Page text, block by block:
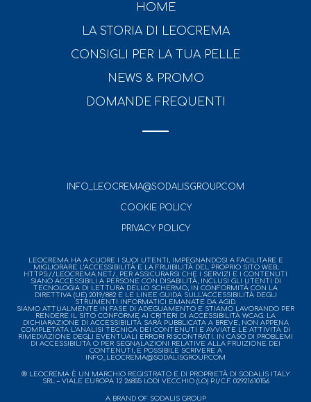
HOME
LA STORIA DI LEOCREMA
CONSIGLI PER LA TUA PELLE
NEWS & PROMO
DOMANDE FREQUENTI
INFO_LEOCREMA@SODALISGROUP.COM
COOKIE POLICY
PRIVACY POLICY
LEOCREMA HA A CUORE I SUOI UTENTI, IMPEGNANDOSI A FACILITARE E
MIGLIORARE L’ACCESSIBILITÀ E LA FRUIBILITÀ DEL PROPRIO SITO WEB,
HTTPS://LEOCREMA.NET/, PER ASSICURARSI CHE I SERVIZI E I CONTENUTI
SIANO ACCESSIBILI A PERSONE CON DISABILITÀ, INCLUSI GLI UTENTI DI
TECNOLOGIA DI LETTURA DELLO SCHERMO, IN CONFORMITÀ CON LA
DIRETTIVA (UE) 2019/882 E LE LINEE GUIDA SULL’ACCESSIBILITÀ DEGLI
STRUMENTI INFORMATICI EMANATE DA AGID.
SIAMO ATTUALMENTE IN FASE DI ADEGUAMENTO E STIAMO LAVORANDO PER
RENDERE IL SITO CONFORME AI CRITERI DI ACCESSIBILITÀ WCAG. LA
DICHIARAZIONE DI ACCESSIBILITÀ SARÀ PUBBLICATA A BREVE, NON APPENA
COMPLETATA L’ANALISI TECNICA DEI CONTENUTI E AVVIATE LE ATTIVITÀ DI
RIMEDIAZIONE DEGLI EVENTUALI ERRORI RISCONTRATI. IN CASO DI PROBLEMI
DI ACCESSIBILITÀ O PER SEGNALAZIONI RELATIVE ALLA FRUIZIONE DEI
CONTENUTI, È POSSIBILE SCRIVERE A
INFO_LEOCREMA@SODALISGROUP.COM
® LEOCREMA È UN MARCHIO REGISTRATO E DI PROPRIETÀ DI SODALIS ITALY
SRL – VIALE EUROPA 12 26855 LODI VECCHIO (LO) P.I/C.F. 02921610156
A BRAND OF SODALIS GROUP